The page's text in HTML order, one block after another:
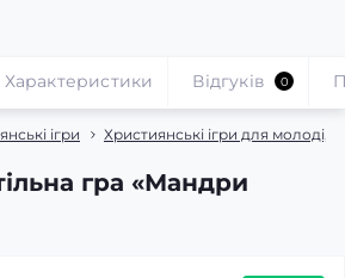
ігри Християнські ігри для молоді,
гра «Мандри
Характеристики Відгуків 0